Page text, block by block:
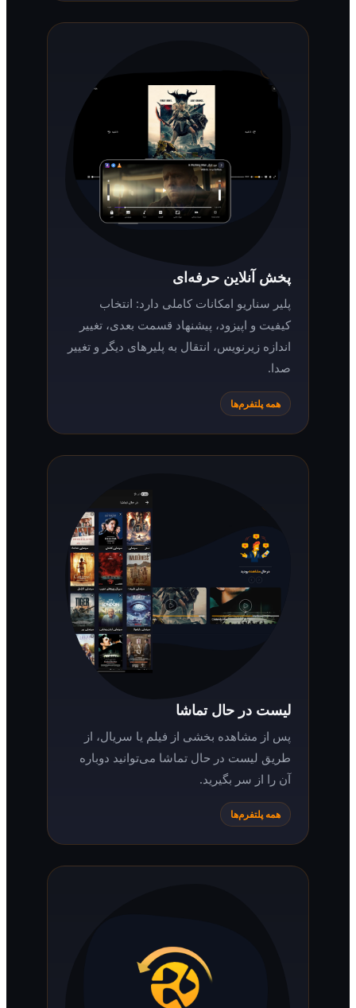
پخش آنلاین حرفه‌ای
پلیر سناریو امکانات کاملی دارد: انتخاب
کیفیت و اپیزود، پیشنهاد قسمت بعدی، تغییر
اندازه زیرنویس، انتقال به پلیرهای دیگر و تغییر
همه پلتفرم‌ها
لیست در حال تماشا
پس از مشاهده بخشی از فیلم یا سریال، از
طریق لیست در حال تماشا می‌توانید دوباره
آن را از سر بگیرید.
همه پلتفرم‌ها